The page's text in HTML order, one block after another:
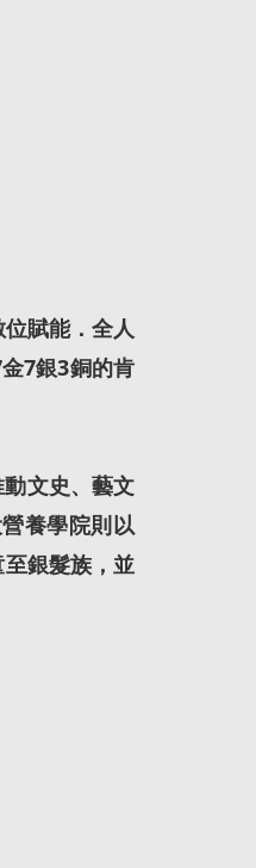
賦能．全人
7銀3銅的肯
文史、藝文
養學院則以
銀髮族，並